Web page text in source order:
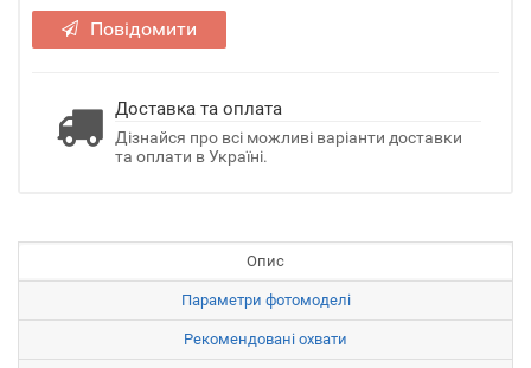
Повідомити
Доставка та оплата
Дізнайся про всі можливі варіанти доставки
та оплати в Україні.
Опис
Параметри фотомоделі
Рекомендовані охвати